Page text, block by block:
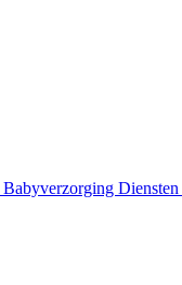
Babyverzorging Diensten